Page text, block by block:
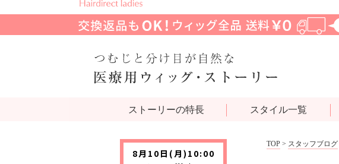
ストーリーの特長 スタイル一覧
TOP > スタッフブログ